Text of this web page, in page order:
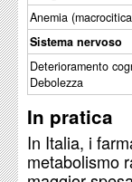
Anemia
Sistema nervoso
Deterioramento
Debolezza
In pratica
In Italia, i
metabolismo